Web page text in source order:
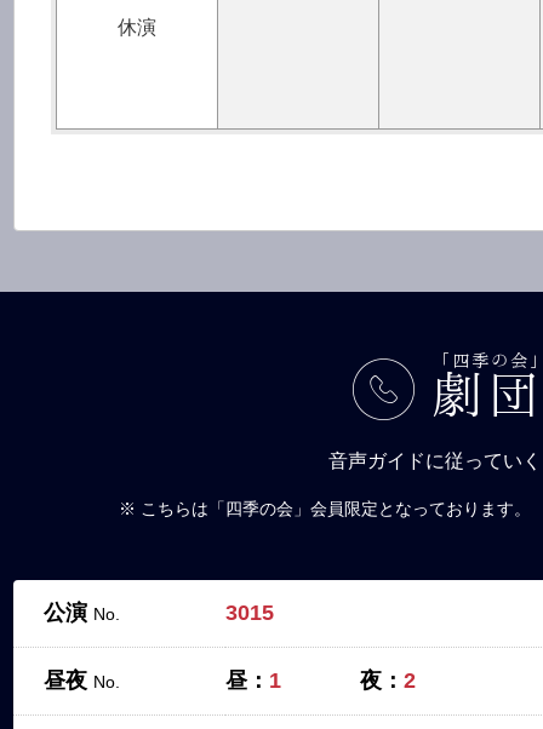
休演
「四季の会
劇
音声ガイドに従ってい
※ こちらは「四季の会」会員限定となっております。
公演 No. 3015
昼夜 No. 昼： 1 夜： 2